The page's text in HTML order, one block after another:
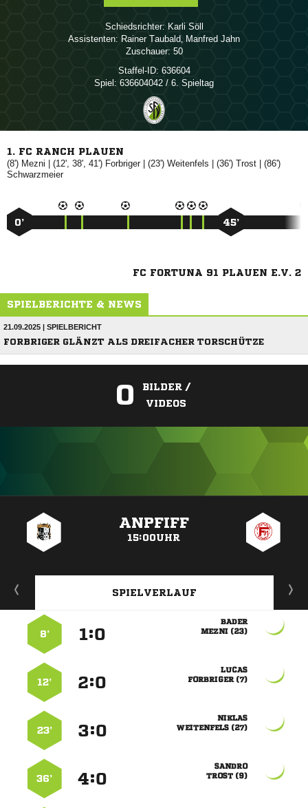
Schiedsrichter:  
Assistenten:  ,  
Zuschauer: 50
Staffel-ID: 636604
Spiel: 636604042 / 6. Spieltag
1. FC RANCH PLAUEN
(8')  | (12', 38', 41') | (23')  | (36')  | (86')

0’ 45’
FC FORTUNA 91 PLAUEN E.V. 2
SPIELBERICHTE & NEWS
21.09.2025 | SPIELBERICHT
FORBRIGER GLÄNZT ALS DREIFACHER TORSCHÜTZE
0
BILDER /
VIDEOS
ANPFIFF
15:00UHR
SPIELVERLAUF

 
:
8’

 
:
12’

 
:
23’

 
:
36’